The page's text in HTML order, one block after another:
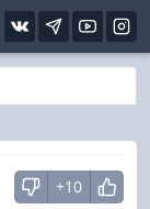
+10